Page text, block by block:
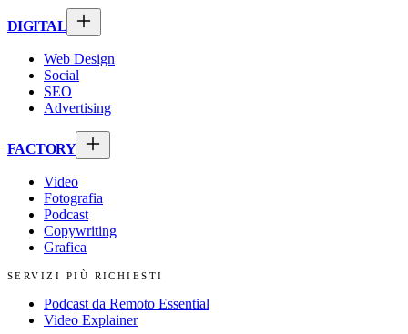
DIGITAL
Web Design
Social
SEO
Advertising
FACTORY
Video
Fotografia
Podcast
Copywriting
Grafica
SERVIZI PIÙ RICHIESTI
Podcast da Remoto Essential
Video Explainer